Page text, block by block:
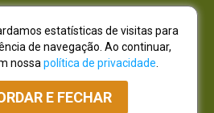
CNPJ 77.535.508/0001-19
CNPJ 01.701.561/0001-80
Dallegrave, 7665, São Lourenço |
- CEP 82210-310
|Vendas Atacado: (41) 4009-3939
estatísticas de visitas para
de navegação. Ao continuar,
nossa política de privacidade
E FECHAR